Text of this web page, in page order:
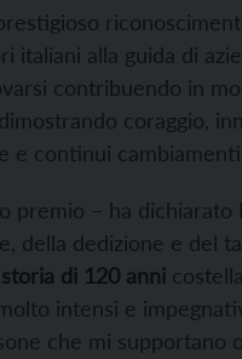
italiani alla guida di
contribuendo in
coraggio,
e continui
premio – ha
della dedizione e del
di 120 anni
intensi e
che mi supportano